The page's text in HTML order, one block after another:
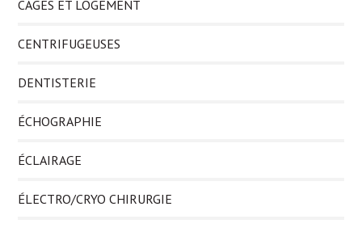
CAGES ET LOGEMENT
CENTRIFUGEUSES
DENTISTERIE
ÉCHOGRAPHIE
ÉCLAIRAGE
ÉLECTRO/CRYO CHIRURGIE